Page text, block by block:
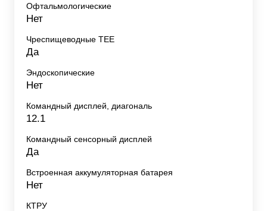
Офтальмологические
Нет
Чреспищеводные TEE
Да
Эндоскопические
Нет
Командный дисплей, диагональ
12.1
Командный сенсорный дисплей
Да
Встроенная аккумуляторная батарея
Нет
КТРУ